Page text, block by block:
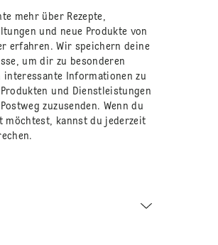
mehr über Rezepte,
und neue Produkte von
erfahren. Wir speichern deine
um dir zu besonderen
interessante Informationen zu
und Dienstleistungen
zuzusenden. Wenn du
möchtest, kannst du jederzeit